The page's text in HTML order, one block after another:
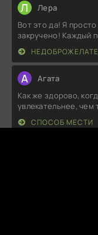
Л Лера
Вот это да! Я просто
закручено! Каждый
А Агата
Как же здорово,
увлекательнее, чем
СПОСОБ МЕСТИ